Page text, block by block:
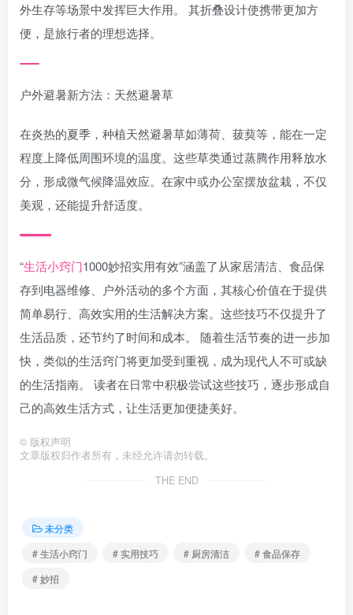
外生存等场景中发挥巨大作用。 其折叠设计使携带更加方
便，是旅行者的理想选择。
户外避暑新方法：天然避暑草
在炎热的夏季，种植天然避暑草如薄荷、菝葜等，能在一定
程度上降低周围环境的温度。这些草类通过蒸腾作用释放水
分，形成微气候降温效应。在家中或办公室摆放盆栽，不仅
美观，还能提升舒适度。
“生活小窍门1000妙招实用有效”涵盖了从家居清洁、食品保
存到电器维修、户外活动的多个方面，其核心价值在于提供
简单易行、高效实用的生活解决方案。这些技巧不仅提升了
生活品质，还节约了时间和成本。 随着生活节奏的进一步加
快，类似的生活窍门将更加受到重视，成为现代人不可或缺
的生活指南。 读者在日常中积极尝试这些技巧，逐步形成自
己的高效生活方式，让生活更加便捷美好。
© 版权声明
文章版权归作者所有，未经允许请勿转载。
THE END
未分类
# 生活小窍门
# 实用技巧 # 厨房清洁
# 食品保存
# 妙招